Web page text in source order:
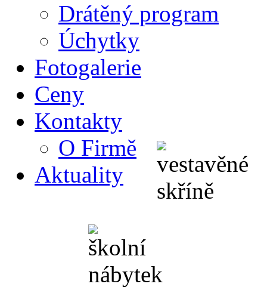
Drátěný program
Úchytky
Fotogalerie
Ceny
Kontakty
O Firmě
Aktuality